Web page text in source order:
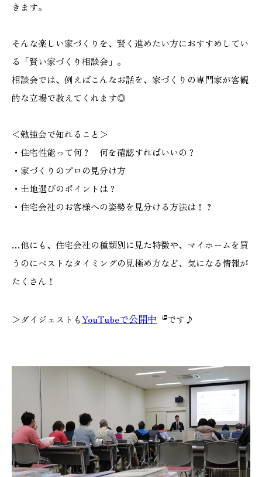
きます。
そんな楽しい家づくりを、賢く進めたい方におすすめしてい
る「賢い家づくり相談会」。
相談会では、例えばこんなお話を、家づくりの専門家が客観
的な立場で教えてくれます◎
＜勉強会で知れること＞
・住宅性能って何？ 何を確認すればいいの？
・家づくりのプロの見分け方
・土地選びのポイントは？
・住宅会社のお客様への姿勢を見分ける方法は！？
…他にも、住宅会社の種類別に見た特徴や、マイホームを買
うのにベストなタイミングの見極め方など、気になる情報が
たくさん！
＞ダイジェストもYouTubeで公開中 です♪